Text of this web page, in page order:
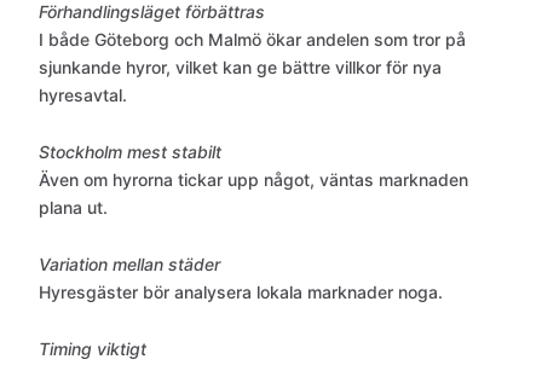
Förhandlingsläget förbättras
I både Göteborg och Malmö ökar andelen som tror på
sjunkande hyror, vilket kan ge bättre villkor för nya
hyresavtal.
Stockholm mest stabilt
Även om hyrorna tickar upp något, väntas marknaden
plana ut.
Variation mellan städer
Hyresgäster bör analysera lokala marknader noga.
Timing viktigt